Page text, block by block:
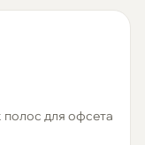
полос для офсета